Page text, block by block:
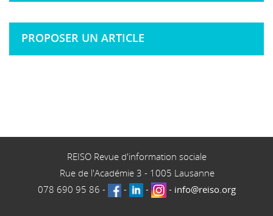
PROPOSER UN ARTICLE
REISO Revue d'information sociale
Rue de l'Académie 3 - 1005 Lausanne
078 690 95 86 - - - - info@reiso.org